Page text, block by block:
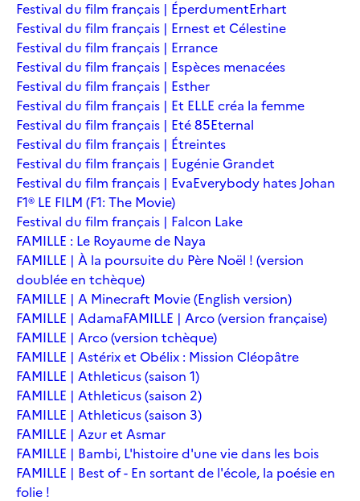
Festival du film français | ÉperdumentErhart
Festival du film français | Ernest et Célestine
Festival du film français | Errance
Festival du film français | Espèces menacées
Festival du film français | Esther
Festival du film français | Et ELLE créa la femme
Festival du film français | Eté 85Eternal
Festival du film français | Étreintes
Festival du film français | Eugénie Grandet
Festival du film français | EvaEverybody hates Johan
F1® LE FILM (F1: The Movie)
Festival du film français | Falcon Lake
FAMILLE : Le Royaume de Naya
FAMILLE | À la poursuite du Père Noël ! (version
doublée en tchèque)
FAMILLE | A Minecraft Movie (English version)
FAMILLE | AdamaFAMILLE | Arco (version française)
FAMILLE | Arco (version tchèque)
FAMILLE | Astérix et Obélix : Mission Cléopâtre
FAMILLE | Athleticus (saison 1)
FAMILLE | Athleticus (saison 2)
FAMILLE | Athleticus (saison 3)
FAMILLE | Azur et Asmar
FAMILLE | Bambi, L'histoire d'une vie dans les bois
FAMILLE | Best of - En sortant de l'école, la poésie en
folie !